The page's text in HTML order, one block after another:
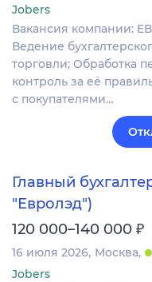
Jobers
Вакансия компании:
Ведение
торговли; Обработка
контроль за её
с покупателями…
Главный
"Евролэд")
120 000–140 000 ₽
16 июля 2026 Москва
Jobers